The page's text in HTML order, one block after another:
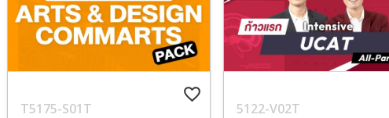
favorite_border
T5175-S01T
5122-V02T